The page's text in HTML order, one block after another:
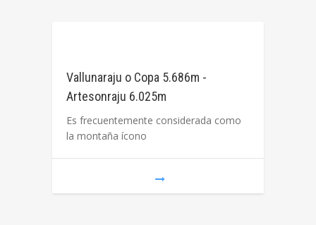
Vallunaraju o Copa 5.686m -
Artesonraju 6.025m
Es frecuentemente considerada como
la montaña ícono